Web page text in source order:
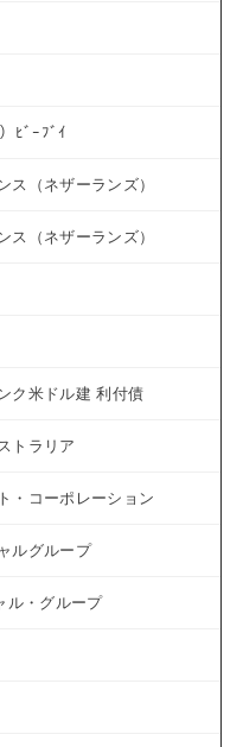
ﾋﾞｰﾌﾞｲ
ス（ネザーランズ）
ス（ネザーランズ）
ク米ドル建 利付債
トラリア
・コーポレーション
ルグループ
ル・グループ